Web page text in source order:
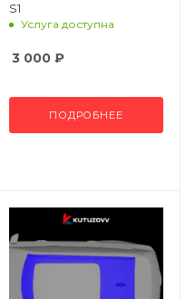
S1
Услуга доступна
3 000₽
ПОДРОБНЕЕ